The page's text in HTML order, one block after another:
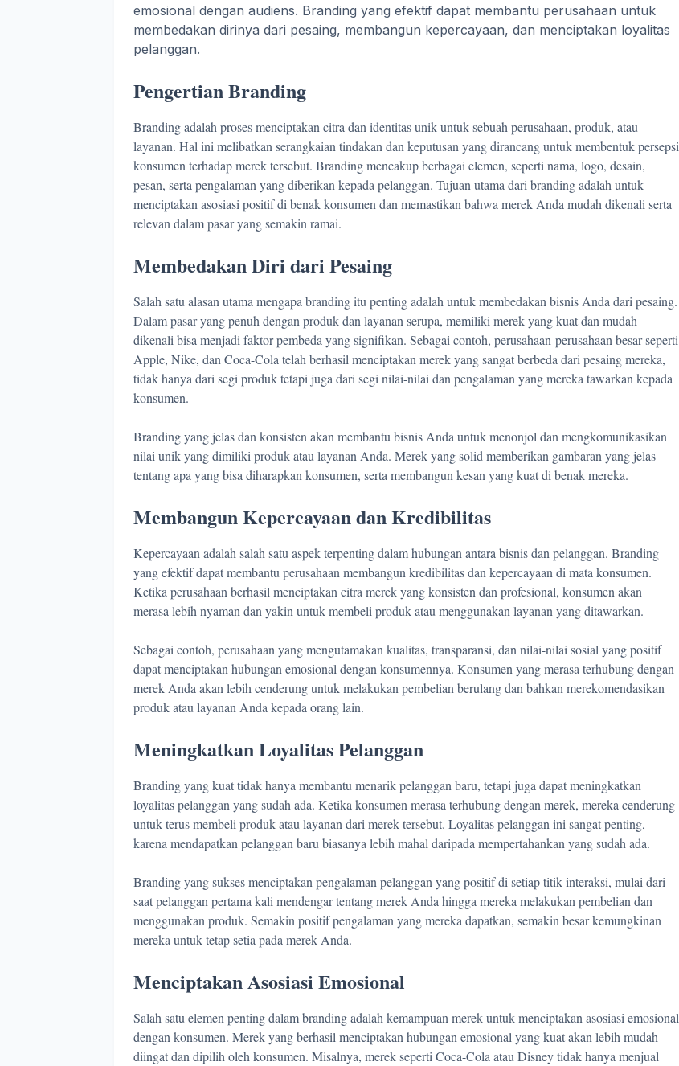
emosional dengan audiens. Branding yang efektif dapat membantu perusahaan untuk
membedakan dirinya dari pesaing, membangun kepercayaan, dan menciptakan loyalitas
pelanggan.
Pengertian Branding
Branding adalah proses menciptakan citra dan identitas unik untuk sebuah perusahaan, produk, atau
layanan. Hal ini melibatkan serangkaian tindakan dan keputusan yang dirancang untuk membentuk persepsi
konsumen terhadap merek tersebut. Branding mencakup berbagai elemen, seperti nama, logo, desain,
pesan, serta pengalaman yang diberikan kepada pelanggan. Tujuan utama dari branding adalah untuk
menciptakan asosiasi positif di benak konsumen dan memastikan bahwa merek Anda mudah dikenali serta
relevan dalam pasar yang semakin ramai.
Membedakan Diri dari Pesaing
Salah satu alasan utama mengapa branding itu penting adalah untuk membedakan bisnis Anda dari pesaing.
Dalam pasar yang penuh dengan produk dan layanan serupa, memiliki merek yang kuat dan mudah
dikenali bisa menjadi faktor pembeda yang signifikan. Sebagai contoh, perusahaan-perusahaan besar seperti
Apple, Nike, dan Coca-Cola telah berhasil menciptakan merek yang sangat berbeda dari pesaing mereka,
tidak hanya dari segi produk tetapi juga dari segi nilai-nilai dan pengalaman yang mereka tawarkan kepada
konsumen.
Branding yang jelas dan konsisten akan membantu bisnis Anda untuk menonjol dan mengkomunikasikan
nilai unik yang dimiliki produk atau layanan Anda. Merek yang solid memberikan gambaran yang jelas
tentang apa yang bisa diharapkan konsumen, serta membangun kesan yang kuat di benak mereka.
Membangun Kepercayaan dan Kredibilitas
Kepercayaan adalah salah satu aspek terpenting dalam hubungan antara bisnis dan pelanggan. Branding
yang efektif dapat membantu perusahaan membangun kredibilitas dan kepercayaan di mata konsumen.
Ketika perusahaan berhasil menciptakan citra merek yang konsisten dan profesional, konsumen akan
merasa lebih nyaman dan yakin untuk membeli produk atau menggunakan layanan yang ditawarkan.
Sebagai contoh, perusahaan yang mengutamakan kualitas, transparansi, dan nilai-nilai sosial yang positif
dapat menciptakan hubungan emosional dengan konsumennya. Konsumen yang merasa terhubung dengan
merek Anda akan lebih cenderung untuk melakukan pembelian berulang dan bahkan merekomendasikan
produk atau layanan Anda kepada orang lain.
Meningkatkan Loyalitas Pelanggan
Branding yang kuat tidak hanya membantu menarik pelanggan baru, tetapi juga dapat meningkatkan
loyalitas pelanggan yang sudah ada. Ketika konsumen merasa terhubung dengan merek, mereka cenderung
untuk terus membeli produk atau layanan dari merek tersebut. Loyalitas pelanggan ini sangat penting,
karena mendapatkan pelanggan baru biasanya lebih mahal daripada mempertahankan yang sudah ada.
Branding yang sukses menciptakan pengalaman pelanggan yang positif di setiap titik interaksi, mulai dari
saat pelanggan pertama kali mendengar tentang merek Anda hingga mereka melakukan pembelian dan
menggunakan produk. Semakin positif pengalaman yang mereka dapatkan, semakin besar kemungkinan
mereka untuk tetap setia pada merek Anda.
Menciptakan Asosiasi Emosional
Salah satu elemen penting dalam branding adalah kemampuan merek untuk menciptakan asosiasi emosional
dengan konsumen. Merek yang berhasil menciptakan hubungan emosional yang kuat akan lebih mudah
diingat dan dipilih oleh konsumen. Misalnya, merek seperti Coca-Cola atau Disney tidak hanya menjual